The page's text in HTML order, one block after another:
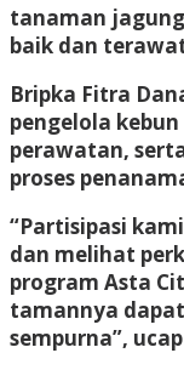
tanaman
baik dan
Bripka Fitra
pengelola
perawatan,
proses
“Partisipasi
dan melihat
program Asta
tamannya
sempurna”,